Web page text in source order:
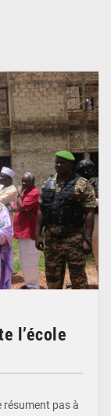
l’école
résument pas à